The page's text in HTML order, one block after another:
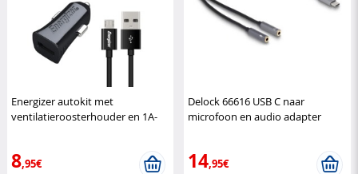
Energizer autokit met
ventilatieroosterhouder en 1A-
8,95€
Delock 66616 USB C naar
microfoon en audio adapter
14,95€